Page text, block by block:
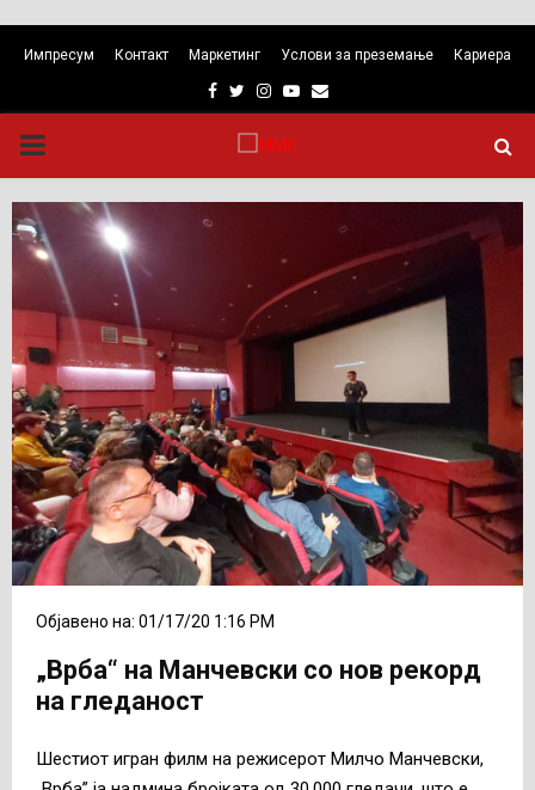
Импресум Контакт Маркетинг Услови за преземање Кариера
Facebook
TwitterInstagram
Youtube
Email
PRIMARY
MENU
Објавено на: 01/17/20 1:16 PM
„Врба“ на Манчевски со нов рекорд
на гледаност
Шестиот игран филм на режисерот Милчо Манчевски,